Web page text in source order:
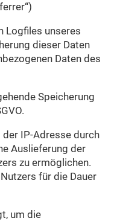
Logfiles unseres
dieser Daten
Daten des
Speicherung
der IP-Adresse durch
Auslieferung der
zu ermöglichen.
für die Dauer
um die